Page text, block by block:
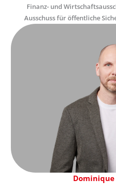
Finanz- und
Ausschuss für öffentliche